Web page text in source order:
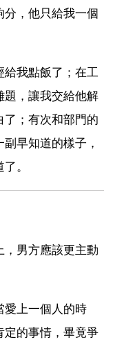
，他只給我一個
我點飯了；在工
題，讓我交給他解
；有次和部門的
早知道的樣子，
。
男方應該更主動
愛上一個人的時
定的事情，畢竟爭